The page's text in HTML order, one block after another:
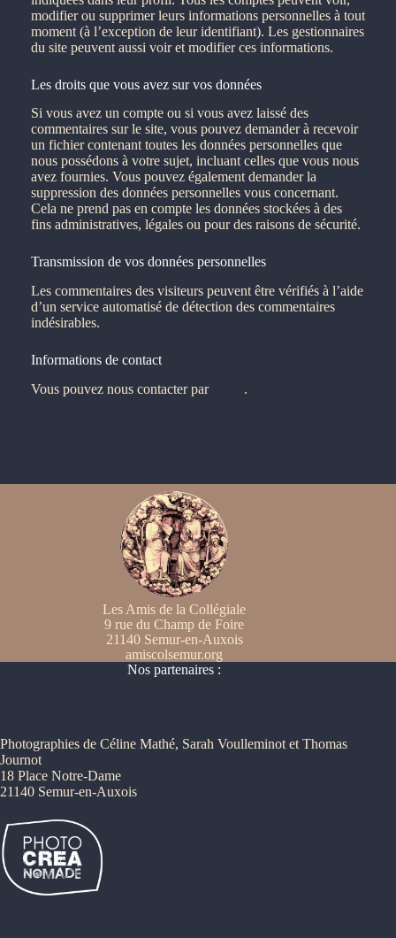
modifier ou supprimer leurs informations personnelles à tout
moment (à l’exception de leur identifiant). Les gestionnaires
du site peuvent aussi voir et modifier ces informations.
Les droits que vous avez sur vos données
Si vous avez un compte ou si vous avez laissé des
commentaires sur le site, vous pouvez demander à recevoir
un fichier contenant toutes les données personnelles que
nous possédons à votre sujet, incluant celles que vous nous
avez fournies. Vous pouvez également demander la
suppression des données personnelles vous concernant.
Cela ne prend pas en compte les données stockées à des
fins administratives, légales ou pour des raisons de sécurité.
Transmission de vos données personnelles
Les commentaires des visiteurs peuvent être vérifiés à l’aide
d’un service automatisé de détection des commentaires
indésirables.
Informations de contact
Vous pouvez nous contacter par
.
Les Amis de la Collégiale
9 rue du Champ de Foire
21140 Semur-en-Auxois
amiscolsemur.org
Nos partenaires :
Photographies de Céline Mathé, Sarah Voulleminot et Thomas
Journot
18 Place Notre-Dame
21140 Semur-en-Auxois